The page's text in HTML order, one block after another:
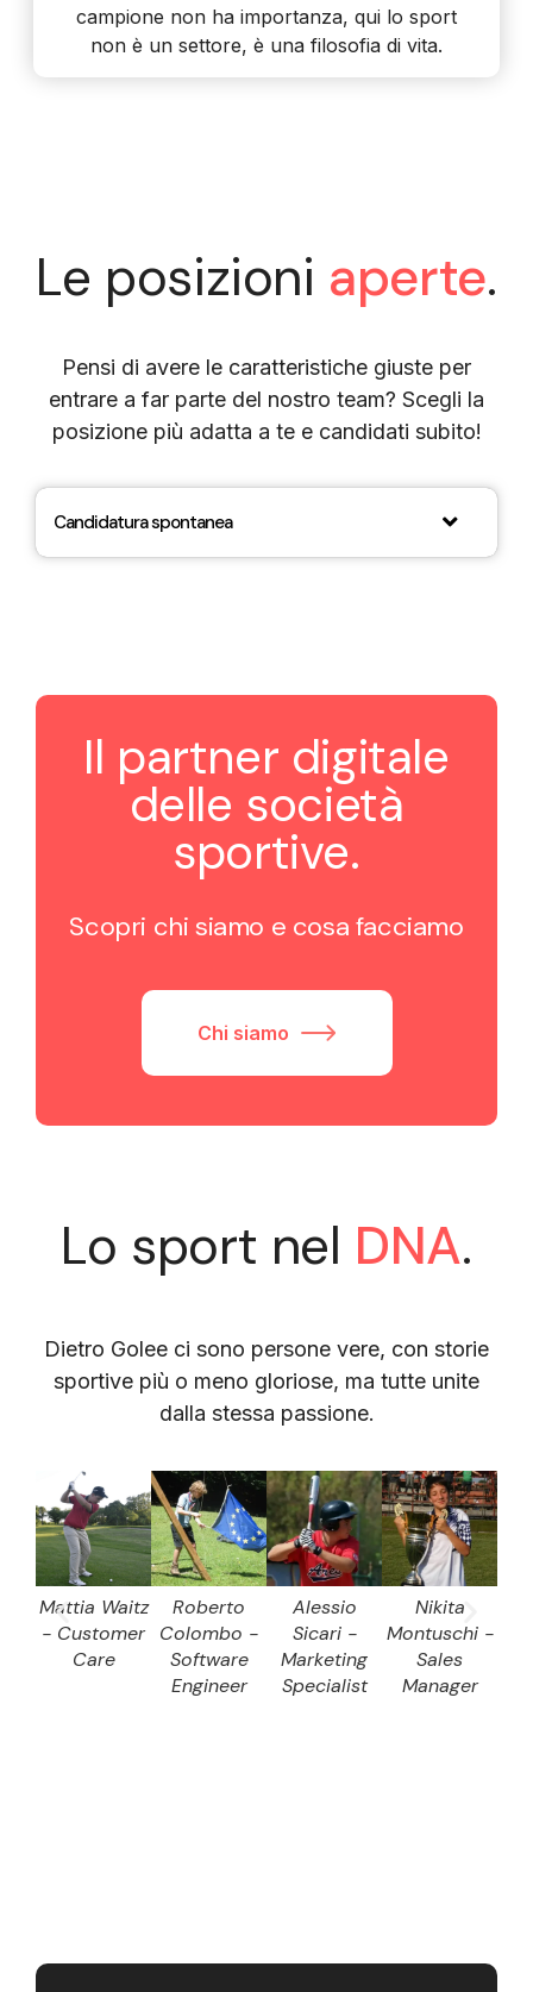
campione non ha importanza, qui lo sport
non è un settore, è una filosofia di vita.
Le posizioni aperte.
Pensi di avere le caratteristiche giuste per
entrare a far parte del nostro team? Scegli la
posizione più adatta a te e candidati subito!
Candidatura spontanea
Il partner digitale
delle società
sportive.
Scopri chi siamo e cosa facciamo
Chi siamo
Lo sport nel DNA.
Dietro Golee ci sono persone vere, con storie
sportive più o meno gloriose, ma tutte unite
dalla stessa passione.
Mattia Waitz
- Customer
Care
Roberto
Colombo -
Software
Engineer
Alessio
Sicari -
Marketing
Specialist
Nikita
Montuschi -
Sales
Manager